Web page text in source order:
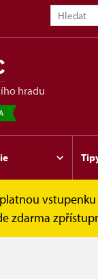
hradu
zdarma